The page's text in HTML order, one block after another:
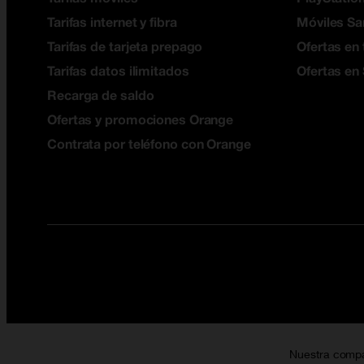
Tarifas internet y fibra
Tarifas de tarjeta prepago
Tarifas datos ilimitados
Recarga de saldo
Ofertas y promociones Orange
Contrata por teléfono con Orange
Móviles
Ofertas
Ofertas en
Nuestra